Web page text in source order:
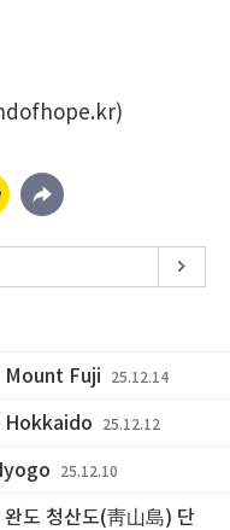
Mount Fuji 25.12.14
Hokkaido 25.12.12
25.12.10
도 청산도(靑山島) 단